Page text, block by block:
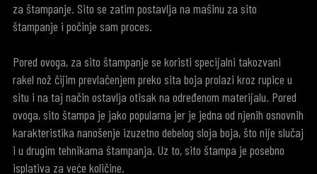
za štampanje. Sito se zatim postavlja na mašinu za sito
štampanje i počinje sam proces.
Pored ovoga, za sito štampanje se koristi specijalni takozvani
rakel nož čijim prevlačenjem preko sita boja prolazi kroz rupice u
situ i na taj način ostavlja otisak na određenom materijalu. Pored
ovoga, sito štampa je jako popularna jer je jedna od njenih osnovnih
karakteristika nanošenje izuzetno debelog sloja boja, što nije slučaj
i u drugim tehnikama štampanja. Uz to, sito štampa je posebno
isplativa za veće količine.